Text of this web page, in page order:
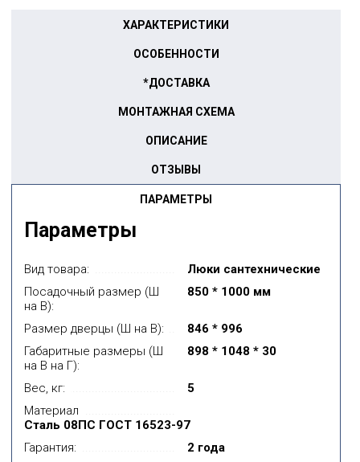
ПАРАМЕТРЫ
ХАРАКТЕРИСТИКИ
ОСОБЕННОСТИ
*ДОСТАВКА
МОНТАЖНАЯ СХЕМА
ОПИСАНИЕ
ОТЗЫВЫ
Параметры
Вид товара:
Люки сантехнические
Посадочный размер (Ш
на В):
850 * 1000 мм
Размер дверцы (Ш на В):
846 * 996
Габаритные размеры (Ш
на В на Г):
898 * 1048 * 30
Вес, кг:
5
Материал
Сталь 08ПС ГОСТ 16523-97
Гарантия:
2 года